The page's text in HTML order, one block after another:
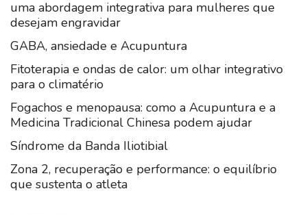
uma abordagem integrativa para mulheres que
desejam engravidar
GABA, ansiedade e Acupuntura
Fitoterapia e ondas de calor: um olhar integrativo
para o climatério
Fogachos e menopausa: como a Acupuntura e a
Medicina Tradicional Chinesa podem ajudar
Síndrome da Banda Iliotibial
Zona 2, recuperação e performance: o equilíbrio
que sustenta o atleta